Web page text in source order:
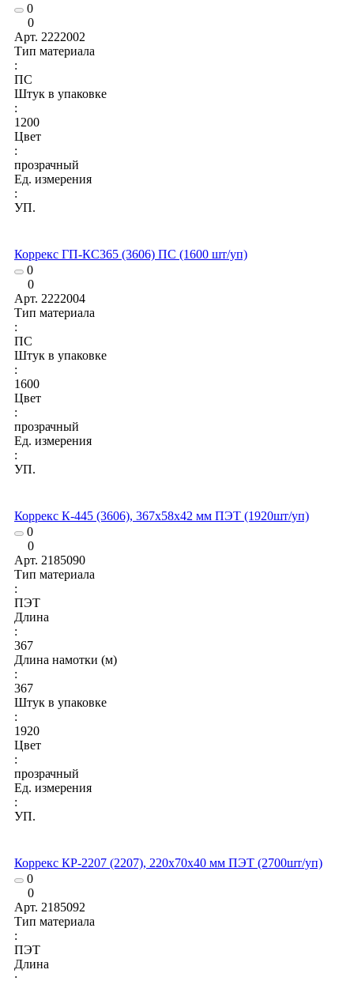
0
0
Арт. 2222002
Тип материала
:
ПС
Штук в упаковке
:
1200
Цвет
:
прозрачный
Ед. измерения
:
УП.
Коррекс ГП-КС365 (3606) ПС (1600 шт/уп)
0
0
Арт. 2222004
Тип материала
:
ПС
Штук в упаковке
:
1600
Цвет
:
прозрачный
Ед. измерения
:
УП.
Коррекс К-445 (3606), 367x58x42 мм ПЭТ (1920шт/уп)
0
0
Арт. 2185090
Тип материала
:
ПЭТ
Длина
:
367
Длина намотки (м)
:
367
Штук в упаковке
:
1920
Цвет
:
прозрачный
Ед. измерения
:
УП.
Коррекс КР-2207 (2207), 220x70x40 мм ПЭТ (2700шт/уп)
0
0
Арт. 2185092
Тип материала
:
ПЭТ
Длина
: